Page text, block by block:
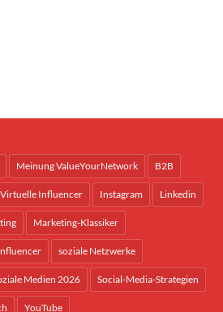
Meinung ValueYourNetwork B2B
Virtuelle Influencer Instagram Linkedin
Marketing-Klassiker
soziale Netzwerke
Medien 2026 Social-Media-Strategien
YouTube